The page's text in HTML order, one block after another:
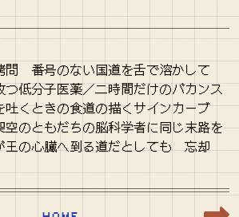
問 番号のない国道を舌で溶かして
つ低分子医薬／二時間だけのバカンス
吐くときの食道の描くサインカーブ
のともだちの脳科学者に同じ末路を
の心臓へ到る道だとしても 忘却